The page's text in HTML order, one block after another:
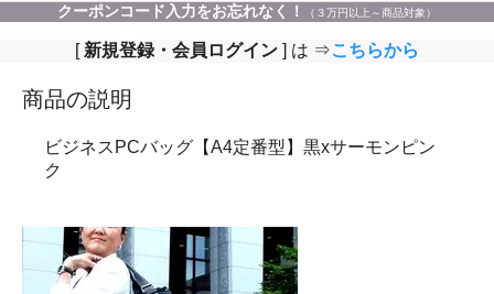
クーポンコード入力をお忘れなく！ （３万円以上～商品対象）
[ 新規登録・会員ログイン ] は ⇒こちらから
商品の説明
ビジネスPCバッグ【A4定番型】黒xサーモンピン
ク